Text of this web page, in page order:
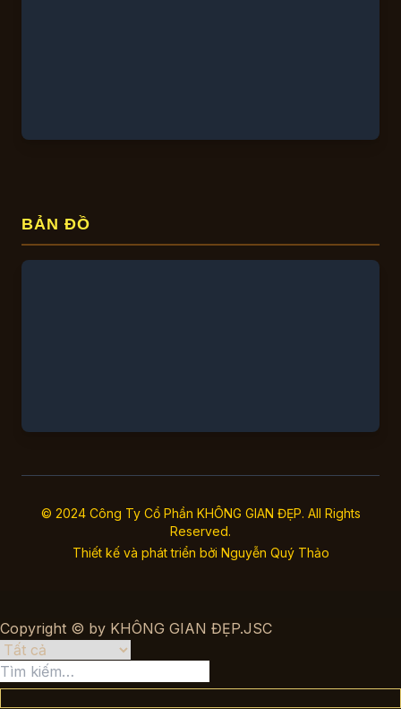
BẢN ĐỒ
© 2024 Công Ty Cổ Phần KHÔNG GIAN ĐẸP. All Rights
Reserved.
Thiết kế và phát triển bởi Nguyễn Quý Thảo
Copyright © by KHÔNG GIAN ĐẸP.JSC
Tìm
kiếm: